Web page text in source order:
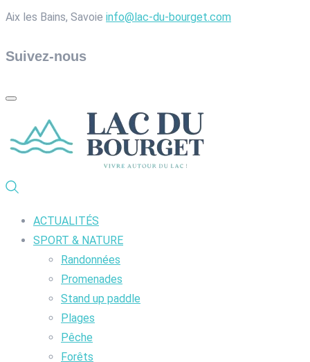
Aix les Bains, Savoie info@lac-du-bourget.com
Suivez-nous
ACTUALITÉS
SPORT & NATURE
Randonnées
Promenades
Stand up paddle
Plages
Pêche
Forêts